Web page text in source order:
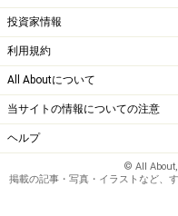
投資家情報
利用規約
All Aboutについて
当サイトの情報についての注意
ヘルプ
© All
掲載の記事・写真・イラストなど、